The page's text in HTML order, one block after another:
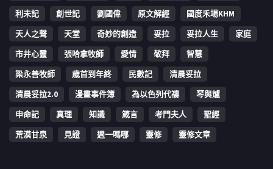
利未記
創世記 劉國偉 原文解經
國度禾場KHM
天人之聲
天堂 奇妙的創造 妥拉 妥拉人生
家庭
市井心靈
張哈拿牧師 愛情 敬拜
智慧
梁永善牧師
歳首到年終 民數記
清晨妥拉
清晨妥拉2.0
漫畫事件簿 為以色列代禱
琴與爐
申命記
真理 知識 箴言 考門夫人
聖經
荒漠甘泉
見證 週一嗎哪 靈修 靈修文章